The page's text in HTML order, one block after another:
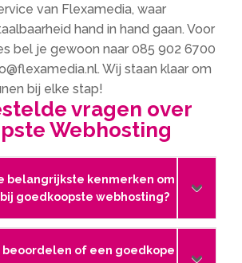
van Flexamedia, waar
hand in hand gaan. Voor
bel je gewoon naar 085 902 6700
Wij staan klaar om
bij elke stap!
vragen over
Webhosting
belangrijkste kenmerken om
goedkoopste webhosting?
beoordelen of een goedkope